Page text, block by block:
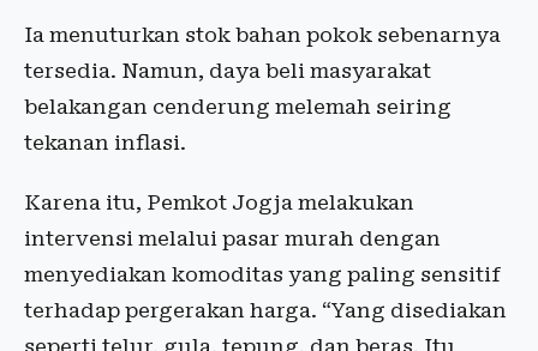
Ia menuturkan stok bahan pokok sebenarnya
tersedia. Namun, daya beli masyarakat
belakangan cenderung melemah seiring
tekanan inflasi.
Karena itu, Pemkot Jogja melakukan
intervensi melalui pasar murah dengan
menyediakan komoditas yang paling sensitif
terhadap pergerakan harga. “Yang disediakan
seperti telur, gula, tepung, dan beras. Itu